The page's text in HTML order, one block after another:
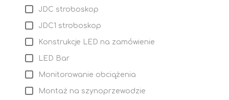
JDC stroboskop
JDC1 stroboskop
Konstrukcje LED na zamówienie
LED Bar
Monitorowanie obciążenia
Montaż na szynoprzewodzie